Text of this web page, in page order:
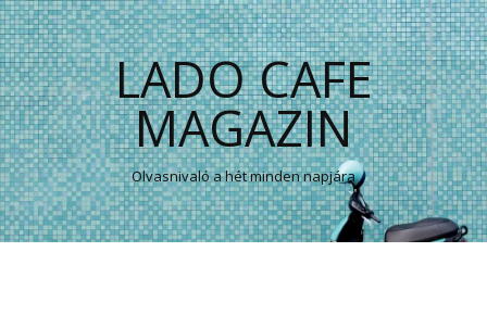
LADO CAFE
MAGAZIN
Olvasnivaló a hét minden napjára